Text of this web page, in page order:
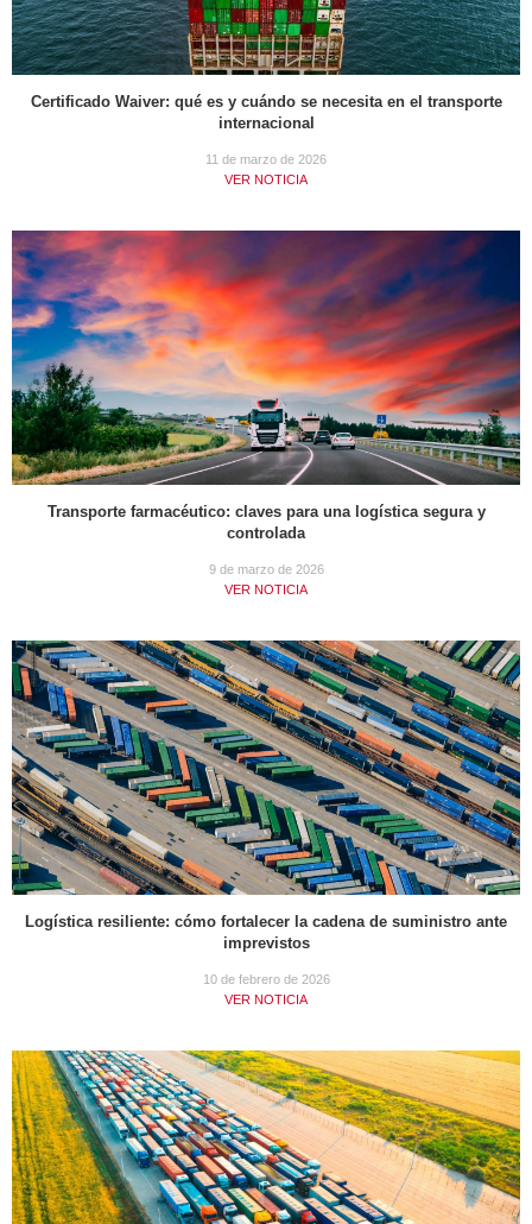
Certificado Waiver: qué es y cuándo se necesita en el transporte
internacional
11 de marzo de 2026
VER NOTICIA
Transporte farmacéutico: claves para una logística segura y
controlada
9 de marzo de 2026
VER NOTICIA
Logística resiliente: cómo fortalecer la cadena de suministro ante
imprevistos
10 de febrero de 2026
VER NOTICIA